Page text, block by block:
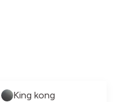
King kong